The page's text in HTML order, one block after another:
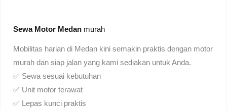
Sewa Motor Medan murah
Mobilitas harian di Medan kini semakin praktis dengan motor
murah dan siap jalan yang kami sediakan untuk Anda.
✅ Sewa sesuai kebutuhan
✅ Unit motor terawat
✅ Lepas kunci praktis